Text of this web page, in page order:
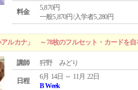
料金
5,870円
一般5,870円/入学者5,280円
ルカナ」 ～78枚のフルセット・カードを自
講師 狩野 みどり
日程
6月 14日 ～ 11月 22日
B Week